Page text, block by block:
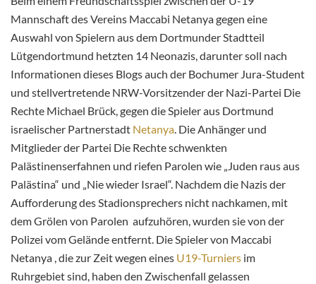
Mannschaft des Vereins Maccabi Netanya gegen eine
Auswahl von Spielern aus dem Dortmunder Stadtteil
Lütgendortmund hetzten 14 Neonazis, darunter soll nach
Informationen dieses Blogs auch der Bochumer Jura-Student
und stellvertretende NRW-Vorsitzender der Nazi-Partei Die
Rechte Michael Brück, gegen die Spieler aus Dortmund
israelischer Partnerstadt Netanya. Die Anhänger und
Mitglieder der Partei Die Rechte schwenkten
Palästinenserfahnen und riefen Parolen wie „Juden raus aus
Palästina“ und „Nie wieder Israel“. Nachdem die Nazis der
Aufforderung des Stadionsprechers nicht nachkamen, mit
dem Grölen von Parolen aufzuhören, wurden sie von der
Polizei vom Gelände entfernt. Die Spieler von Maccabi
Netanya , die zur Zeit wegen eines U19-Turniers im
Ruhrgebiet sind, haben den Zwischenfall gelassen